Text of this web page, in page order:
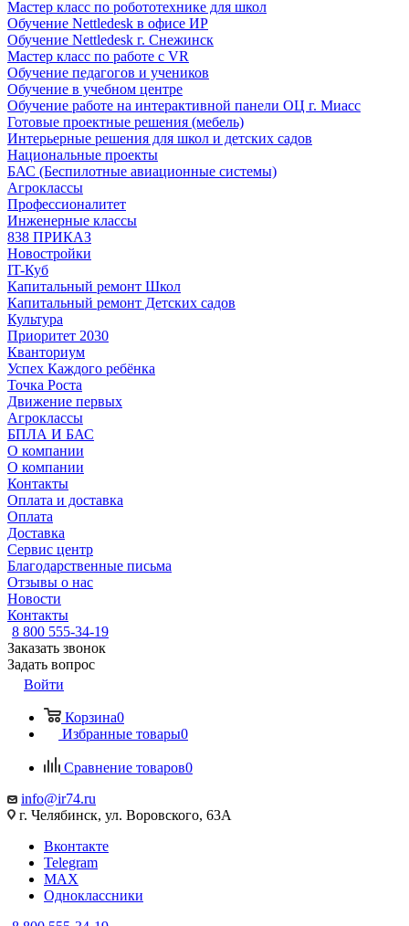
Мастер класс по робототехнике для школ
Обучение Nettledesk в офисе ИР
Обучение Nettledesk г. Снежинск
Мастер класс по работе с VR
Обучение педагогов и учеников
Обучение в учебном центре
Обучение работе на интерактивной панели ОЦ г. Миасс
Готовые проектные решения (мебель)
Интерьерные решения для школ и детских садов
Национальные проекты
БАС (Беспилотные авиационные системы)
Агроклассы
Профессионалитет
Инженерные классы
838 ПРИКАЗ
Новостройки
IT-Куб
Капитальный ремонт Школ
Капитальный ремонт Детских садов
Культура
Приоритет 2030
Кванториум
Успех Каждого ребёнка
Точка Роста
Движение первых
Агроклассы
БПЛА И БАС
О компании
О компании
Контакты
Оплата и доставка
Оплата
Доставка
Сервис центр
Благодарственные письма
Отзывы о нас
Новости
Контакты
8 800 555-34-19
Заказать звонок
Задать вопрос
Войти
Корзина0
Избранные товары0
Сравнение товаров0
info@ir74.ru
г. Челябинск, ул. Воровского, 63А
Вконтакте
Telegram
MAX
Одноклассники